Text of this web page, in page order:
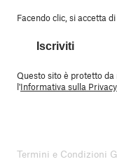
Facendo clic, si accetta di
Iscriviti
Questo sito è protetto
l'Informativa sulla Privacy
Termini e Condizioni